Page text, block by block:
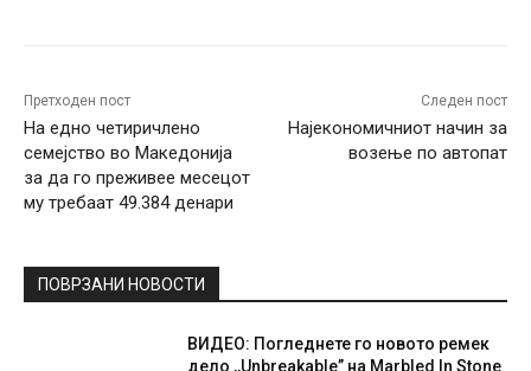
Претходен пост
На едно четиричлено
семејство во Македонија
за да го преживее месецот
му требаат 49.384 денари
Следен пост
Најекономичниот начин за
возење по автопат
ПОВРЗАНИ НОВОСТИ
ВИДЕО: Погледнете го новото ремек
дело ,,Unbreakable” на Marbled In Stone